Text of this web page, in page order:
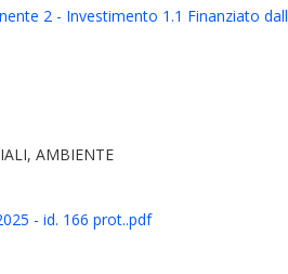
2 - Investimento 1.1 Finanziato
AMBIENTE
- id. 166 prot..pdf